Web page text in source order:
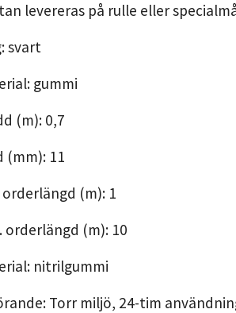
levereras på rulle eller
svart
gummi
(m): 0,7
(mm): 11
orderlängd (m): 1
orderlängd (m): 10
nitrilgummi
Torr miljö, 24-tim